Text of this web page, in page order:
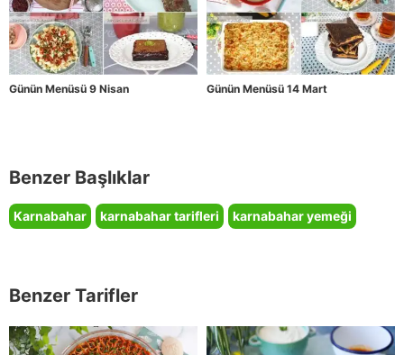
Günün Menüsü 9 Nisan Günün Menüsü 14 Mart
Benzer Başlıklar
Karnabahar karnabahar tarifleri karnabahar yemeği
Benzer Tarifler